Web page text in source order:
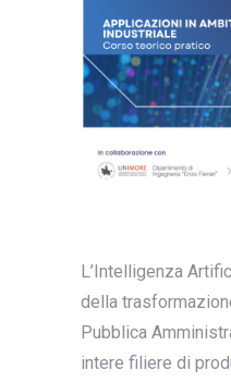
L’Intelligenza
della
Pubblica
intere filiere di